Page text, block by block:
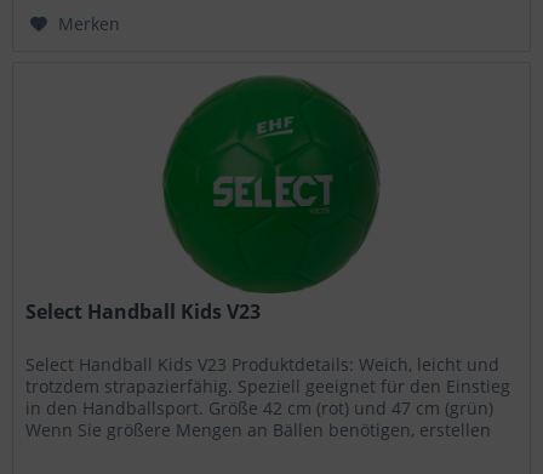
Merken
Select Handball Kids V23
Select Handball Kids V23 Produktdetails: Weich, leicht und
trotzdem strapazierfähig. Speziell geeignet für den Einstieg
in den Handballsport. Größe 42 cm (rot) und 47 cm (grün)
Wenn Sie größere Mengen an Bällen benötigen, erstellen